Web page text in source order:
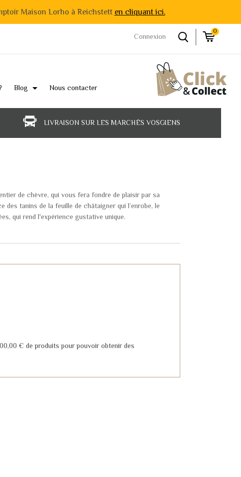
Maison Lorho à Reichstett en cliquant ici.
0
Connexion
Blog Nous contacter
LIVRAISON SUR LES MARCHÉS VOSGIENS
de chèvre, qui vous fera fondre de plaisir par sa
tanins de la feuille de châtaigner qui l’enrobe, le
qui rend l'expérience gustative unique.
€ de produits pour pouvoir obtenir des